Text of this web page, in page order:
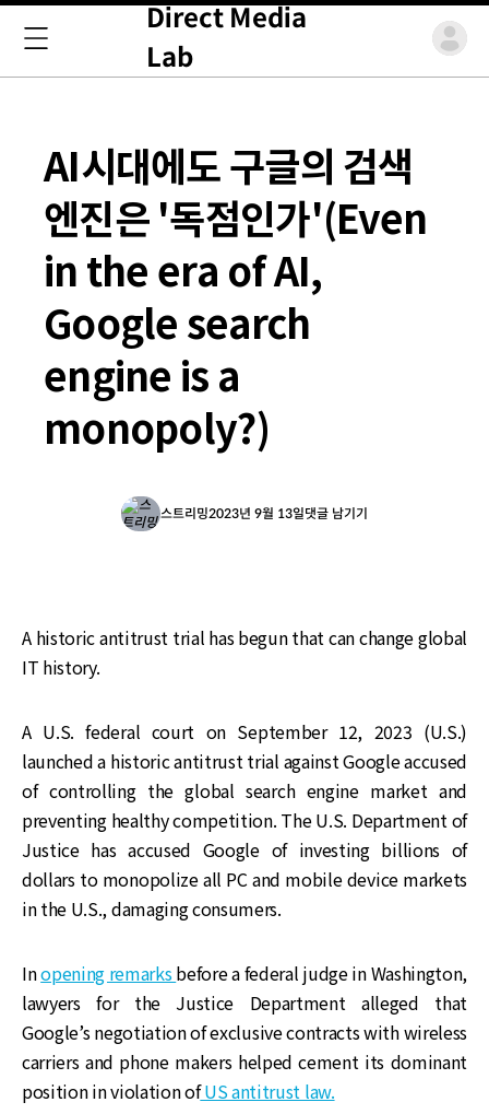
Direct Media
Lab
AI시대에도 구글의 검색
엔진은 '독점인가'(Even
in the era of AI,
Google search
engine is a
monopoly?)
스트리밍2023년 9월 13일댓글 남기기
A historic antitrust trial has begun that can change global
IT history.
A U.S. federal court on September 12, 2023 (U.S.)
launched a historic antitrust trial against Google accused
of controlling the global search engine market and
preventing healthy competition. The U.S. Department of
Justice has accused Google of investing billions of
dollars to monopolize all PC and mobile device markets
in the U.S., damaging consumers.
Inopening remarksbefore a federal judge in Washington,
lawyers for the Justice Department alleged that
Google’s negotiation of exclusive contracts with wireless
carriers and phone makers helped cement its dominant
position in violation ofUS antitrust law.